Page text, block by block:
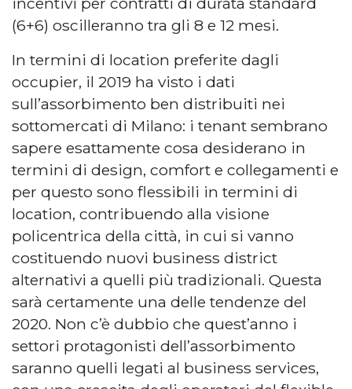
(6+6) oscilleranno tra gli 8 e 12 mesi.
In termini di location preferite dagli
occupier, il 2019 ha visto i dati
sull’assorbimento ben distribuiti nei
sottomercati di Milano: i tenant sembrano
sapere esattamente cosa desiderano in
termini di design, comfort e collegamenti e
per questo sono flessibili in termini di
location, contribuendo alla visione
policentrica della città, in cui si vanno
costituendo nuovi business district
alternativi a quelli più tradizionali. Questa
sarà certamente una delle tendenze del
2020. Non c’è dubbio che quest’anno i
settori protagonisti dell’assorbimento
saranno quelli legati al business services,